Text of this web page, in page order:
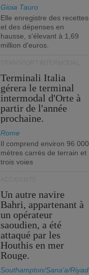
Gioia Tauro
Elle enregistre des recettes
et des dépenses en
hausse, s'élevant à 1,69
million d'euros.
Terminali Italia
gérera le terminal
intermodal d'Orte à
partir de l'année
prochaine.
Rome
Il comprend environ 96 000
mètres carrés de terrain et
trois voies
Un autre navire
Bahri, appartenant à
un opérateur
saoudien, a été
attaqué par les
Houthis en mer
Rouge.
Southampton/Sana'a/Riyad